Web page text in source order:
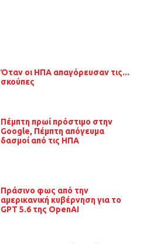
Όταν οι ΗΠΑ απαγόρευσαν τις...
σκούπες
Πέμπτη πρωί πρόστιμο στην
Google, Πέμπτη απόγευμα
δασμοί από τις ΗΠΑ
Πράσινο φως από την
αμερικανική κυβέρνηση για το
GPT 5.6 της OpenAI